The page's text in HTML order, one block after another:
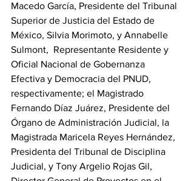
Macedo García, Presidente del Tribunal
Superior de Justicia del Estado de
México, Silvia Morimoto, y Annabelle
Sulmont,  Representante Residente y
Oficial Nacional de Gobernanza
Efectiva y Democracia del PNUD,
respectivamente; el Magistrado
Fernando Díaz Juárez, Presidente del
Órgano de Administración Judicial, la
Magistrada Maricela Reyes Hernández,
Presidenta del Tribunal de Disciplina
Judicial, y Tony Argelio Rojas Gil,